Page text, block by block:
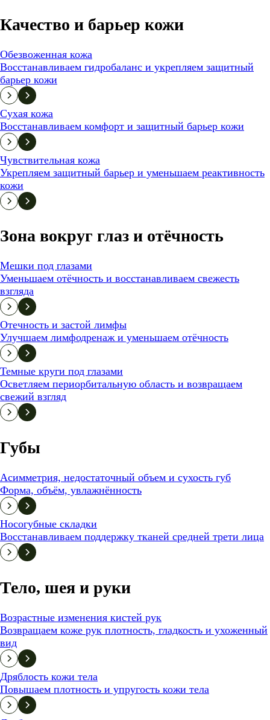
Качество и барьер кожи
Обезвоженная кожа
Восстанавливаем гидробаланс и укрепляем защитный
барьер кожи
Сухая кожа
Восстанавливаем комфорт и защитный барьер кожи
Чувствительная кожа
Укрепляем защитный барьер и уменьшаем реактивность
кожи
Зона вокруг глаз и отёчность
Мешки под глазами
Уменьшаем отёчность и восстанавливаем свежесть
взгляда
Отечность и застой лимфы
Улучшаем лимфодренаж и уменьшаем отёчность
Темные круги под глазами
Осветляем периорбитальную область и возвращаем
свежий взгляд
Губы
Асимметрия, недостаточный объем и сухость губ
Форма, объём, увлажнённость
Носогубные складки
Восстанавливаем поддержку тканей средней трети лица
Тело, шея и руки
Возрастные изменения кистей рук
Возвращаем коже рук плотность, гладкость и ухоженный
вид
Дряблость кожи тела
Повышаем плотность и упругость кожи тела